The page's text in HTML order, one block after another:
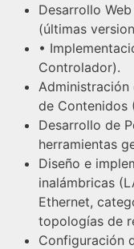
Desarrollo
(últimas
•
Controlador).
Administración
de Contenidos
Desarrollo de
herramientas
Diseño e
inalámbricas
Ethernet,
topologías de
Configuración